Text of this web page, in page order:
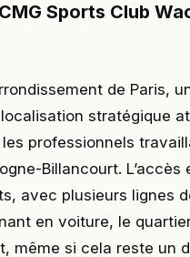
Sports Club
de Paris,
stratégique
professionnels
Billancourt. L’accès
avec plusieurs lignes
en voiture, le
même si cela reste un